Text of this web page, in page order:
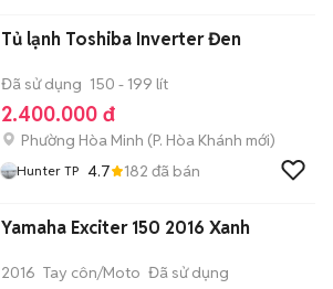
Tủ lạnh Toshiba Inverter Đen
Đã sử dụng 150 - 199 lít
2.400.000 đ
Phường Hòa Minh (P. Hòa Khánh mới)
Hunter TP 4.7 182 đã bán
Yamaha Exciter 150 2016 Xanh
2016 Tay côn/Moto Đã sử dụng